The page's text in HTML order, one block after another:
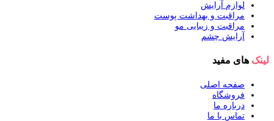
لوازم آرایش
مراقبت و بهداشت پوست
مراقبت و زیبایی مو
آرایش چشم
لینک های مفید
صفحه اصلی
فروشگاه
درباره ما
تماس با ما